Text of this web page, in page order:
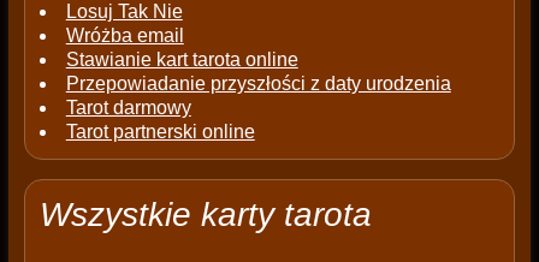
Losuj Tak Nie
Wróżba email
Stawianie kart tarota online
Przepowiadanie przyszłości z daty urodzenia
Tarot darmowy
Tarot partnerski online
Wszystkie karty tarota